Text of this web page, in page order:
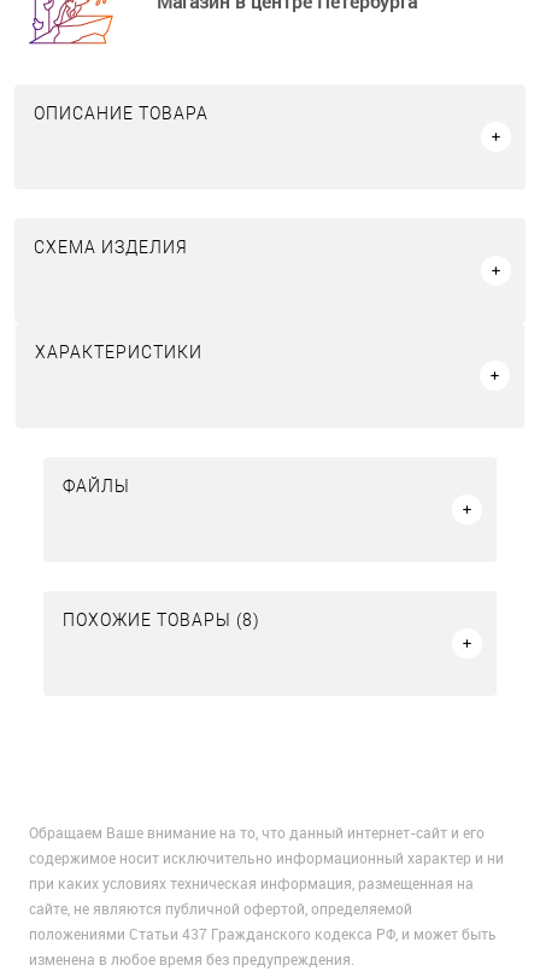
ОПИСАНИЕ ТОВАРА
СХЕМА ИЗДЕЛИЯ
ХАРАКТЕРИСТИКИ
ФАЙЛЫ
ПОХОЖИЕ ТОВАРЫ (8)
Обращаем Ваше внимание на то, что данный интернет-сайт и его
содержимое носит исключительно информационный характер и ни
при каких условиях техническая информация, размещенная на
сайте, не являются публичной офертой, определяемой
положениями Статьи 437 Гражданского кодекса РФ, и может быть
изменена в любое время без предупреждения.